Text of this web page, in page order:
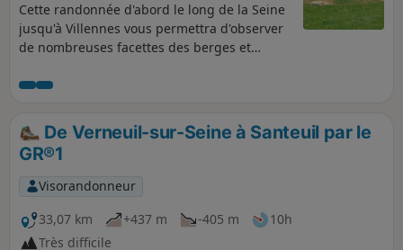
Cette randonnée d'abord le long de la Seine
jusqu'à Villennes vous permettra d'observer
de nombreuses facettes des berges et
petites rues de la ville, puis redescendrez
De Verneuil-sur-Seine à Santeuil par le
GR®1
Visorandonneur
33,07 km
+437 m -405 m
10h
Très difficile